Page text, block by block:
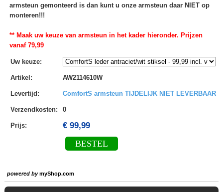
armsteun gemonteerd is dan kunt u onze armsteun daar NIET op
monteren!!!
** Maak uw keuze van armsteun in het kader hieronder. Prijzen
vanaf 79,99
Uw keuze:
Artikel : AW2114610W
Levertijd : ComfortS armsteun TIJDELIJK NIET LEVERBAAR
Verzendkosten: 0
Prijs: € 99,99
BESTEL
powered bymyShop.com